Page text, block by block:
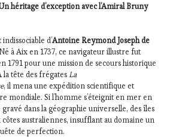
héritage d’exception avec l’Amiral Bruny
d’Antoine Reymond Joseph de
à Aix en 1737, ce navigateur illustre fut
1791 pour une mission de secours historique
la tête des frégatesLa
, il mena une expédition scientifique et
mondiale. Si l’homme s’éteignit en mer en
dans la géographie universelle, des îles
australiennes, insufflant au domaine un
de perfection.